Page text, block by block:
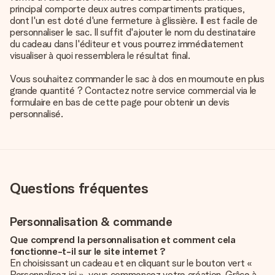
principal comporte deux autres compartiments pratiques,
dont l'un est doté d'une fermeture à glissière. Il est facile de
personnaliser le sac. Il suffit d'ajouter le nom du destinataire
du cadeau dans l'éditeur et vous pourrez immédiatement
visualiser à quoi ressemblera le résultat final.
Vous souhaitez commander le sac à dos en moumoute en plus
grande quantité ? Contactez notre service commercial via le
formulaire en bas de cette page pour obtenir un devis
personnalisé.
Questions fréquentes
Personnalisation & commande
Que comprend la personnalisation et comment cela
fonctionne-t-il sur le site internet ?
En choisissant un cadeau et en cliquant sur le bouton vert «